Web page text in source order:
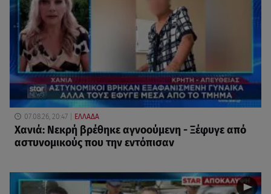
07.08.26, 20:47 ΕΛΛΑΔΑ
Χανιά: Νεκρή βρέθηκε αγνοούμενη - Ξέφυγε από
αστυνομικούς που την εντόπισαν